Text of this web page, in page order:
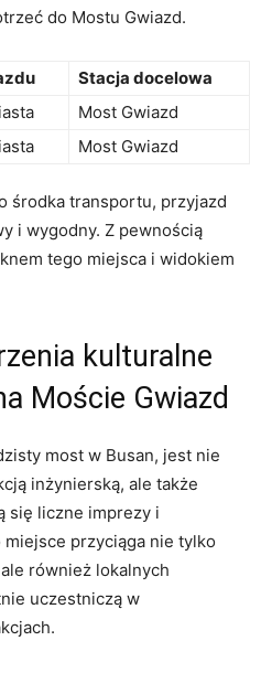
do Mostu Gwiazd.
Stacja docelowa
Most Gwiazd
Most ⁢Gwiazd
środka transportu, przyjazd
i wygodny. Z pewnością
tego miejsca i widokiem
kulturalne
Moście Gwiazd
most w‌ Busan, jest nie
inżynierską, ale także
się liczne imprezy⁤ i
przyciąga ‍nie ‌tylko‍
​również lokalnych
uczestniczą w